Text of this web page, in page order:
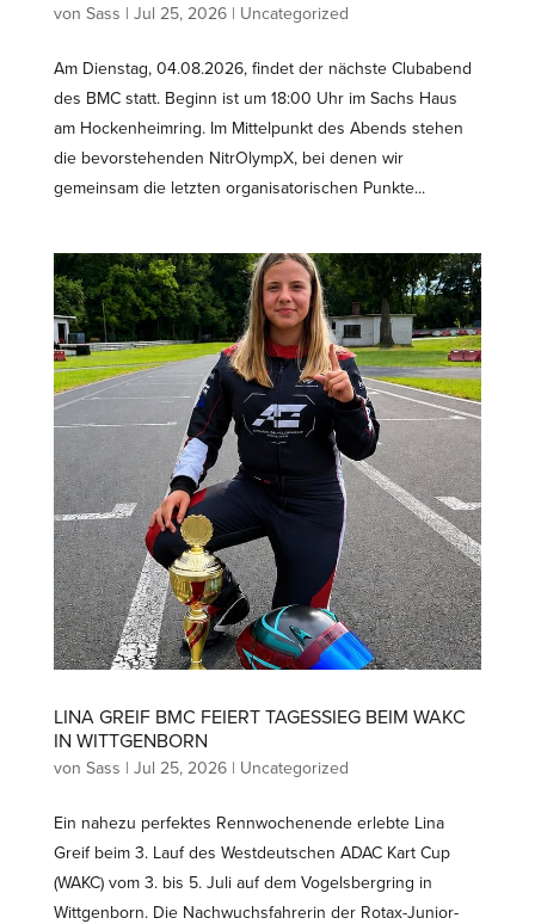
von Sass | Jul 25, 2026| Uncategorized
Am Dienstag, 04.08.2026, findet der nächste Clubabend
des BMC statt. Beginn ist um 18:00 Uhr im Sachs Haus
am Hockenheimring. Im Mittel­punkt des Abends stehen
die bevor­ste­henden NitrOlympX, bei denen wir
gemeinsam die letzten organi­sa­to­ri­schen Punkte...
LINA GREIF BMC FEIERT TAGESSIEG BEIM WAKC
IN WITTGENBORN
von Sass | Jul 25, 2026| Uncategorized
Ein nahezu perfektes Rennwo­chenende erlebte Lina
Greif beim 3. Lauf des Westdeut­schen ADAC Kart Cup
(WAKC) vom 3. bis 5. Juli auf dem Vogels­bergring in
Wittgenborn. Die Nachwuchs­fah­rerin der Rotax-Junior-